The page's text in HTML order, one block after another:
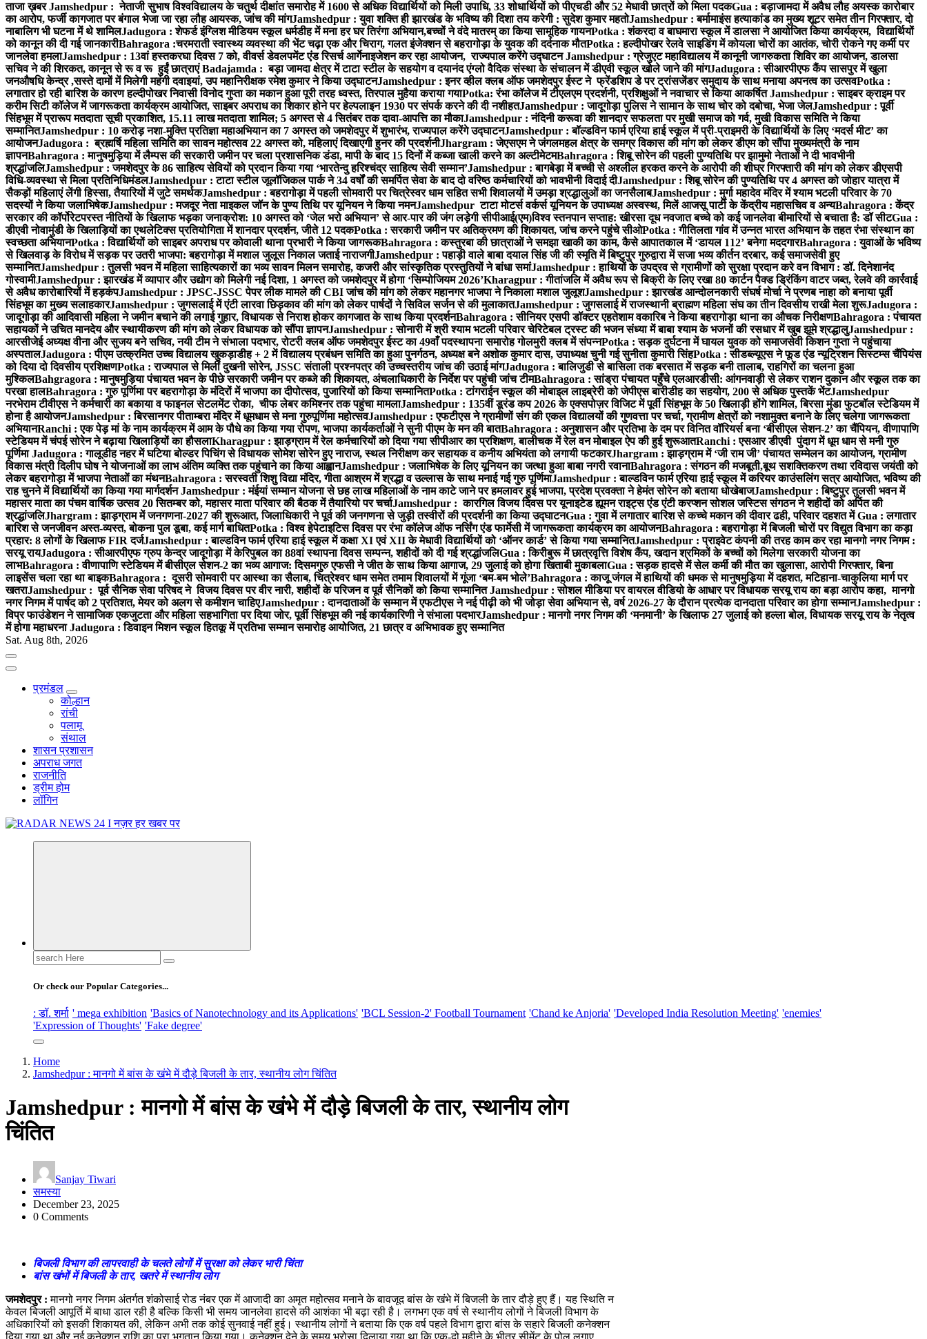
ताजा ख़बरJamshedpur : नेताजी सुभाष विश्वविद्यालय के चतुर्थ दीक्षांत समारोह में 1600 से अधिक विद्यार्थियों को मिली उपाधि, 33 शोधार्थियों को पीएचडी और 52 मेधावी छात्रों को मिला पदकGua : बड़ाजामदा में अवैध लौह अयस्क कारोबार
का आरोप, फर्जी कागजात पर बंगाल भेजा जा रहा लौह आयस्क, जांच की मांगJamshedpur : युवा शक्ति ही झारखंड के भविष्य की दिशा तय करेगी : सुदेश कुमार महतोJamshedpur : बर्मामाइंस हत्याकांड का मुख्य शूटर समेत तीन गिरफ्तार, दो
नाबालिग भी घटना में थे शामिलJadugora : शेफर्ड इंग्लिश मीडियम स्कूल धर्मडीह में मना हर घर तिरंगा अभियान,बच्चों ने वंदे मातरम् का किया सामूहिक गायनPotka : शंकरदा व बाघमारा स्कूल में डालसा ने आयोजित किया कार्यक्रम, विद्यार्थियों
को कानून की दी गई जानकारीBahragora :चरमराती स्वास्थ्य व्यवस्था की भेंट चढ़ा एक और चिराग, गलत इंजेक्शन से बहरागोड़ा के युवक की दर्दनाक मौतPotka : हल्दीपोखर रेलवे साइडिंग में कोयला चोरों का आतंक, चोरी रोकने गए कर्मी पर
जानलेवा हमलाJamshedpur : 13वां हस्तकरघा दिवस 7 को, वीवर्स डेवलपमेंट एंड रिसर्च आर्गेनाइजेशन कर रहा आयोजन, राज्यपाल करेंगे उद्घाटनJamshedpur : ग्रेजुएट महाविद्यालय में कानूनी जागरुकता शिविर का आयोजन, डालसा
सचिव ने की शिरकत, कानून से रू व रू हुईं छात्राएंBadajamda : बड़ा जामदा क्षेत्र में टाटा स्टील के सहयोग व दयानंद एंग्लो वैदिक संस्था के संचालन में डीएवी स्कूल खोले जाने की मांगJadugora : सीआरपीएफ कैंप सासपुर में खुला
जनऔषधि केन्द्र ,सस्ते दामों में मिलेगी महंगी दवाइयां, उप महानिरीक्षक रमेश कुमार ने किया उद्घाटनJamshedpur : इनर व्हील क्लब ऑफ जमशेदपुर ईस्ट ने फ्रेंडशिप डे पर ट्रांसजेंडर समुदाय के साथ मनाया अपनत्व का उत्सवPotka :
लगातार हो रही बारिश के कारण हल्दीपोखर निवासी विनोद गुप्ता का मकान हुआ पूरी तरह ध्वस्त, तिरपाल मुहैया कराया गयाPotka: रंभा कॉलेज में टीएलएम प्रदर्शनी, प्रशिक्षुओं ने नवाचार से किया आकर्षितJamshedpur : साइबर क्राइम पर
करीम सिटी कॉलेज में जागरूकता कार्यक्रम आयोजित, साइबर अपराध का शिकार होने पर हेल्पलाइन 1930 पर संपर्क करने की दी नशीहतJamshedpur : जादूगोड़ा पुलिस ने सामान के साथ चोर को दबोचा, भेजा जेलJamshedpur : पूर्वी
सिंहभूम में प्रारूप मतदाता सूची प्रकाशित, 15.11 लाख मतदाता शामिल; 5 अगस्त से 4 सितंबर तक दावा-आपत्ति का मौकाJamshedpur : नंदिनी करूवा की शानदार सफलता पर मुखी समाज को गर्व, मुखी विकास समिति ने किया
सम्मानितJamshedpur : 10 करोड़ नशा-मुक्ति प्रतिज्ञा महाअभियान का 7 अगस्त को जमशेदपुर में शुभारंभ, राज्यपाल करेंगे उद्घाटनJamshedpur : बॉल्डविन फार्म एरिया हाई स्कूल में प्री-प्राइमरी के विद्यार्थियों के लिए ‘मदर्स मीट’ का
आयोजनJadugora : ब्रह्मर्षि महिला समिति का सावन महोत्सव 22 अगस्त को, महिलाएं दिखाएगी हुनर की प्रदर्शनीJhargram : जेएसएम ने जंगलमहल क्षेत्र के समग्र विकास की मांग को लेकर डीएम को सौंपा मुख्यमंत्री के नाम
ज्ञापनBahragora : मानुषमुड़िया में लैम्पस की सरकारी जमीन पर चला प्रशासनिक डंडा, मापी के बाद 15 दिनों में कब्जा खाली करने का अल्टीमेटमBahragora : शिबू सोरेन की पहली पुण्यतिथि पर झामुमो नेताओं ने दी भावभीनी
श्रद्धांजलिJamshedpur : जमशेदपुर के 86 साहित्य सेवियों को प्रदान किया गया ‘भारतेन्दु हरिश्चंद्र साहित्य सेवी सम्मान’Jamshedpur : बागबेड़ा में बच्ची से अश्लील हरकत करने के आरोपी की शीघ्र गिरफ्तारी की मांग को लेकर डीएसपी
विधि-व्यवस्था से मिला प्रतिनिधिमंडलJamshedpur : टाटा स्टील जूलॉजिकल पार्क ने 34 वर्षों की समर्पित सेवा के बाद दो वरिष्ठ कर्मचारियों को भावभीनी विदाई दीJamshedpur : शिबू सोरेन की पुण्यतिथि पर 4 अगस्त को जोहार यात्रा में
सैकड़ों महिलाएं लेंगी हिस्सा, तैयारियों में जुटे समर्थकJamshedpur : बहरागोड़ा में पहली सोमवारी पर चित्रेस्वर धाम सहित सभी शिवालयों में उमड़ा श्रद्धालुओं का जनसैलाबJamshedpur : मुर्गा महादेव मंदिर में श्याम भटली परिवार के 70
सदस्यों ने किया जलाभिषेकJamshedpur : मजदूर नेता माइकल जॉन के पुण्य तिथि पर यूनियन ने किया नमनJamshedpur टाटा मोटर्स वर्कर्स यूनियन के उपाध्यक्ष अस्वस्थ, मिलें आजसू पार्टी के केंद्रीय महासचिव व अन्यBahragora : केंद्र
सरकार की कॉर्पोरेटपरस्त नीतियों के खिलाफ भड़का जनाक्रोश: 10 अगस्त को ‘जेल भरो अभियान’ से आर-पार की जंग लड़ेगी सीपीआई(एम)विश्व स्तनपान सप्ताह: खीरसा दूध नवजात बच्चे को कई जानलेवा बीमारियों से बचाता है: डॉ सीटGua :
डीएवी नोवामुंडी के खिलाड़ियों का एथलेटिक्स प्रतियोगिता में शानदार प्रदर्शन, जीते 12 पदकPotka : सरकारी जमीन पर अतिक्रमण की शिकायत, जांच करने पहुंचे सीओPotka : गीतिलता गांव में उन्नत भारत अभियान के तहत रंभा संस्थान का
स्वच्छता अभियानPotka : विद्यार्थियों को साइबर अपराध पर कोवाली थाना प्रभारी ने किया जागरूकBahragora : कस्तुरबा की छात्राओं ने समझा खाकी का काम, कैसे आपातकाल में ‘डायल 112’ बनेगा मददगारBahragora : युवाओं के भविष्य
से खिलवाड़ के विरोध में सड़क पर उतरी भाजपा: बहरागोड़ा में मशाल जुलूस निकाल जताई नाराजगीJamshedpur : पहाड़ी वाले बाबा दयाल सिंह जी की स्मृति में बिष्टुपुर गुरुद्वारा में सजा भव्य कीर्तन दरबार, कई समाजसेवी हुए
सम्मानितJamshedpur : तुलसी भवन में महिला साहित्यकारों का भव्य सावन मिलन समारोह, कजरी और सांस्कृतिक प्रस्तुतियों ने बांधा समांJamshedpur : हाथियों के उपद्रव से ग्रामीणों को सुरक्षा प्रदान करे वन विभाग : डॉ. दिनेशानंद
गोस्वामीJamshedpur : झारखंड में व्यापार और उद्योग को मिलेगी नई दिशा, 1 अगस्त को जमशेदपुर में होगा ‘सिम्पोजियम 2026’Kharagpur : गीतांजलि में अवैध रूप से बिक्री के लिए रखा 80 कार्टन पैक्ड ड्रिंकिंग वाटर जब्त, रेलवे की कार्रवाई
से अवैध कारोबारियों में हड़कंपJamshedpur : JPSC-JSSC पेपर लीक मामले की CBI जांच की मांग को लेकर महानगर भाजपा ने निकाला मशाल जुलूशJamshedpur : झारखंड आन्दोलनकारी संघर्ष मोर्चा ने प्रणब नाहा को बनाया पूर्वी
सिंहभूम का मुख्य सलाहकारJamshedpur : जुगसलाई में एंटी लारवा छिड़काव की मांग को लेकर पार्षदों ने सिविल सर्जन से की मुलाकातJamshedpur : जुगसलाई में राजस्थानी ब्राह्मण महिला संघ का तीन दिवसीय राखी मेला शुरूJadugora :
जादूगोड़ा की आदिवासी महिला ने जमीन बचाने की लगाई गुहार, विधायक से निराश होकर कागजात के साथ किया प्रदर्शनBahragora : सीनियर एसपी डॉक्टर एहतेशाम वकारिब ने किया बहरागोड़ा थाना का औचक निरीक्षणBahragora : पंचायत
सहायकों ने उचित मानदेय और स्थायीकरण की मांग को लेकर विधायक को सौंपा ज्ञापनJamshedpur : सोनारी में श्री श्याम भटली परिवार चेरिटेबल ट्रस्ट की भजन संध्या में बाबा श्याम के भजनों की रसधार में खुब झूमे श्रद्धालुJamshedpur :
आरसीजेई अध्यक्ष वीना और सुजय बने सचिव, नयी टीम ने संभाला पदभार, रोटरी क्लब ऑफ जमशेदपुर ईस्ट का 49वाँ पदस्थापना समारोह गोलमुरी क्लब में संपन्नPotka : सड़क दुर्घटना में घायल युवक को समाजसेवी किशन गुप्ता ने पहुंचाया
अस्पतालJadugora : पीएम उत्क्रमित उच्च विद्यालय खुकड़ाडीह + 2 में विद्यालय प्रबंधन समिति का हुआ पुनर्गठन, अध्यक्ष बने अशोक कुमार दास, उपाध्यक्ष चुनी गई सुनीता कुमारी सिंहPotka : सीडब्ल्यूएस ने फूड एंड न्यूट्रिशन सिस्टम्स चैंपियंस
को दिया दो दिवसीय प्रशिक्षणPotka : राज्यपाल से मिलीं दुखनी सोरेन, JSSC संताली प्रश्नपत्र की उच्चस्तरीय जांच की उठाई मांगJadugora : बालिजुडी से बासिला तक बरसात में सड़क बनी तालाब, राहगिरों का चलना हुआ
मुश्किलBahgragora : मानुषमुड़िया पंचायत भवन के पीछे सरकारी जमीन पर कब्जे की शिकायत, अंचलाधिकारी के निर्देश पर पहुंची जांच टीमBahragora : सांड्रा पंचायत पहुँचे एलआरडीसी: आंगनवाड़ी से लेकर राशन दुकान और स्कूल तक का
परखा हालBahragora : गुरु पूर्णिमा पर बहरागोड़ा के मंदिरों में भाजपा का दीपोत्सव, पुजारियों को किया सम्मानितPotka : टांगराईन स्कूल की मोबाइल लाइब्रेरी को जेपीएस बारीडीह का सहयोग, 200 से अधिक पुस्तकें भेंटJamshedpur
नरभेराम टीवीएस ने कर्मचारी का बकाया व फाइनल सेटलमेंट रोका, चीफ लेबर कमिश्नर तक पहुंचा मामलाJamshedpur : 135वीं डूरंड कप 2026 के एक्सपोज़र विजिट में पूर्वी सिंहभूम के 50 खिलाड़ी होंगे शामिल, बिरसा मुंडा फुटबॉल स्टेडियम में
होना है आयोजनJamshedpur : बिरसानगर पीताम्बरा मंदिर में धूमधाम से मना गुरुपूर्णिमा महोत्सवJamshedpur : एफटीएस ने ग्रामीणों संग की एकल विद्यालयों की गुणवत्ता पर चर्चा, ग्रामीण क्षेत्रों को नशामुक्त बनाने के लिए चलेगा जागरूकता
अभियानRanchi : एक पेड़ मां के नाम कार्यक्रम में आम के पौधे का किया गया रोपण, भाजपा कार्यकर्ताओं ने सुनी पीएम के मन की बातBahragora : अनुशासन और प्रतिभा के दम पर विनित वॉरियर्स बना ‘बीसीएल सेशन-2’ का चैंपियन, वीणापाणि
स्टेडियम में चंपई सोरेन ने बढ़ाया खिलाड़ियों का हौसलाKharagpur : झाड़ग्राम में रेल कर्मचारियों को दिया गया सीपीआर का प्रशिक्षण, बालीचक में रेल वन मोबाइल ऐप की हुई शुरूआतRanchi : एसआर डीएवी पुंदाग में धूम धाम से मनी गुरु
पूर्णिमाJadugora : गालूडीह नहर में घटिया बोल्डर पिचिंग से विधायक सोमेश सोरेन हुए नाराज, स्थल निरीक्षण कर सहायक व कनीय अभियंता को लगायी फटकारJhargram : झाड़ग्राम में ‘जी राम जी’ पंचायत सम्मेलन का आयोजन, ग्रामीण
विकास मंत्री दिलीप घोष ने योजनाओं का लाभ अंतिम व्यक्ति तक पहुंचाने का किया आह्वानJamshedpur : जलाभिषेक के लिए यूनियन का जत्था हुआ बाबा नगरी रवानाBahragora : संगठन की मजबूती,बूथ सशक्तिकरण तथा रविदास जयंती को
लेकर बहरागोड़ा में भाजपा नेताओं का मंथनBahragora : सरस्वती शिशु विद्या मंदिर, गीता आश्रम में श्रद्धा व उल्लास के साथ मनाई गई गुरु पूर्णिमाJamshedpur : बाल्डविन फार्म एरिया हाई स्कूल में करियर काउंसलिंग सत्र आयोजित, भविष्य की
राह चुनने में विद्यार्थियों का किया गया मार्गदर्शनJamshedpur : मंईयां सम्मान योजना से छह लाख महिलाओं के नाम काटे जाने पर हमलावर हुई भाजपा, प्रदेश प्रवक्ता ने हेमंत सोरेन को बताया धोखेबाजJamshedpur : बिष्टुपुर तुलसी भवन में
महासर माता का पंचम वार्षिक उत्सव 20 सितम्बर को, महासर माता परिवार की बैठक में तैयारियो पर चर्चाJamshedpur : कारगिल विजय दिवस पर यूनाइटेड ह्यूमन राइट्स एंड एंटी करप्शन सोशल जस्टिस संगठन ने शहीदों को अर्पित की
श्रद्धांजलिJhargram : झाड़ग्राम में जनगणना-2027 की शुरूआत, जिलाधिकारी ने पूर्व की जनगणना से जुड़ी तस्वीरों की प्रदर्शनी का किया उद्घाटनGua : गुवा में लगातार बारिश से कच्चे मकान की दीवार ढही, परिवार दहशत मेंGua : लगातार
बारिश से जनजीवन अस्त-व्यस्त, बोकना पुल डूबा, कई मार्ग बाधितPotka : विश्व हेपेटाइटिस दिवस पर रंभा कॉलेज ऑफ नर्सिंग एंड फार्मेसी में जागरूकता कार्यक्रम का आयोजनBahragora : बहरागोड़ा में बिजली चोरों पर विद्युत विभाग का कड़ा
प्रहार: 8 लोगों के खिलाफ FIR दर्जJamshedpur : बाल्डविन फार्म एरिया हाई स्कूल में कक्षा XI एवं XII के मेधावी विद्यार्थियों को ‘ऑनर कार्ड’ से किया गया सम्मानितJamshedpur : प्राइवेट कंपनी की तरह काम कर रहा मानगो नगर निगम :
सरयू रायJadugora : सीआरपीएफ ग्रुप केन्द्र जादूगोड़ा में केरिपुबल का 88वां स्थापना दिवस सम्पन्न, शहीदों को दी गई श्रद्धांजलिGua : किरीबुरू में छात्रवृत्ति विशेष कैंप, खदान श्रमिकों के बच्चों को मिलेगा सरकारी योजना का
लाभBahragora : वीणापाणि स्टेडियम में बीसीएल सेशन-2 का भव्य आगाज: दिसमगुरु एफसी ने जीत के साथ किया आगाज, 29 जुलाई को होगा खिताबी मुकाबलाGua : सड़क हादसे में सेल कर्मी की मौत का खुलासा, आरोपी गिरफ्तार, बिना
लाइसेंस चला रहा था बाइकBahragora : दूसरी सोमवारी पर आस्था का सैलाब, चित्रेश्वर धाम समेत तमाम शिवालयों में गूंजा ‘बम-बम भोले’Bahragora : काजू जंगल में हाथियों की धमक से मानुषमुड़िया में दहशत, मटिहाना-चाकुलिया मार्ग पर
खतराJamshedpur : पूर्व सैनिक सेवा परिषद ने विजय दिवस पर वीर नारी, शहीदों के परिजन व पूर्व सैनिकों को किया सम्मानितJamshedpur : सोशल मीडिया पर वायरल वीडियो के आधार पर विधायक सरयू राय का बड़ा आरोप कहा, मानगो
नगर निगम में पार्षद को 2 प्रतिशत, मेयर को अलग से कमीशन चाहिएJamshedpur : दानदाताओं के सम्मान में एफटीएस ने नई पीढ़ी को भी जोड़ा सेवा अभियान से, वर्ष 2026-27 के दौरान प्रत्येक दानदाता परिवार का होगा सम्मानJamshedpur :
विप्र फाउंडेशन ने सामाजिक एकजुटता और महिला सहभागिता पर दिया जोर, पूर्वी सिंहभूम की नई कार्यकारिणी ने संभाला पदभारJamshedpur : मानगो नगर निगम की ‘मनमानी’ के खिलाफ 27 जुलाई को हल्ला बोल, विधायक सरयू राय के नेतृत्व
में होगा महाधरनाJadugora : डिवाइन मिशन स्कूल हितकू में प्रतिभा सम्मान समारोह आयोजित, 21 छात्र व अभिभावक हुए सम्मानित
Sat. Aug 8th, 2026
प्रमंडल
कोल्हान
रांची
पलामू
संथाल
शासन प्रशासन
अपराध जगत
राजनीति
ड्रीम होम
लॉगिन
Search
for:
Or check our Popular Categories...
: डॉ. शर्मा ' mega exhibition 'Basics of Nanotechnology and its Applications' 'BCL Session-2' Football Tournament 'Chand ke Anjoria' 'Developed India Resolution Meeting' 'enemies'
'Expression of Thoughts' 'Fake degree'
Home
Jamshedpur : मानगो में बांस के खंभे में दौड़े बिजली के तार, स्थानीय लोग चिंतित
Jamshedpur : मानगो में बांस के खंभे में दौड़े बिजली के तार, स्थानीय लोग
चिंतित
Sanjay Tiwari
समस्या
December 23, 2025
0 Comments
बिजली विभाग की लापरवाही के चलते लोगों में सुरक्षा को लेकर भारी चिंता
बांस खंभों में बिजली के तार, खतरे में स्थानीय लोग
जमशेदपुर : मानगो नगर निगम अंतर्गत शंकोसाई रोड नंबर एक में आजादी का अमृत महोत्सव मनाने के बावजूद बांस के खंभे में बिजली के तार दौड़े हुए हैं। यह स्थिति न
केवल बिजली आपूर्ति में बाधा डाल रही है बल्कि किसी भी समय जानलेवा हादसे की आशंका भी बढ़ा रही है। लगभग एक वर्ष से स्थानीय लोगों ने बिजली विभाग के
अधिकारियों को इसकी शिकायत की, लेकिन अभी तक कोई सुनवाई नहीं हुई। स्थानीय लोगों ने बताया कि एक वर्ष पहले विभाग द्वारा बांस के सहारे बिजली कनेक्शन
दिया गया था और नई कनेक्शन राशि का पूरा भुगतान किया गया। कनेक्शन देने के समय भरोसा दिलाया गया था कि एक-दो महीने के भीतर सीमेंट के पोल लगाए